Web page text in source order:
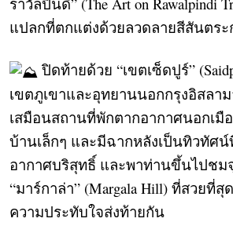
แปลกที่ตกแต่งด้วยลวดลายสีสันตระ
ปิดท้ายด้วย “เขตเซ็ดปูร์”
เขตภูเขาและอุทยานนอกกรุงอิสลา
เสมือนสถานที่พักตากอากาศนอกเมื
บ้านเล็กๆ และมีฉากหลังเป็นทิวทัศน์
อากาศบริสุทธิ์ และพาท่านขึ้นไปช
“มาร์กาล่า” (Margala Hill) ที่สวยที่สุ
ความประทับใจส่งท้ายกัน